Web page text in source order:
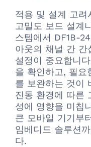
적용 및 설계 고려
고밀도 보드 설계
스템에서 DF1B-
아웃의 채널 간
설정이 중요합니
을 확인하고, 필요
를 보완하는 것이
진동 환경에 따른
성에 영향을 미칩
큰 모바일 기기부
임베디드 솔루션
다.